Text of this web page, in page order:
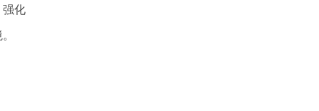
化